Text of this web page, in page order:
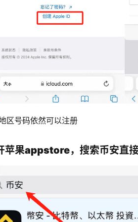
区号码依然可以注册
苹果appstore，搜索币安直